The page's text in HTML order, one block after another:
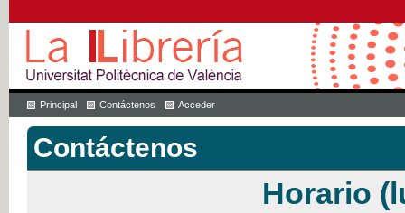
Principal Contáctenos Acceder
Contáctenos
Horario